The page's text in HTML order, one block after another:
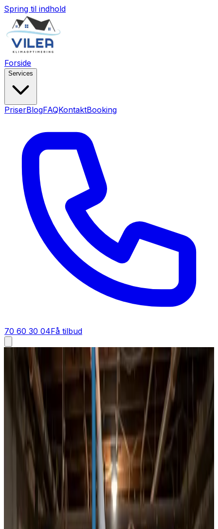
Spring til indhold
Forside
Services
PriserBlogFAQKontaktBooking
70 60 30 04Få tilbud
Ventilationsrens i Veflinge
Ventilationsrens i Veflinge
Ventilationsrens i Veflinge for boliger, boligforeninger og
erhverv. Vi gennemgår anlægget, renser kanaler og
aggregat til bunds og indregulerer luftmængderne, så du
mærker forskellen med det samme.